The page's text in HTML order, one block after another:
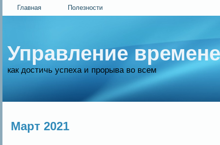
Главная Полезности
Управление
как достичь успеха и прорыва во всем
Март 2021